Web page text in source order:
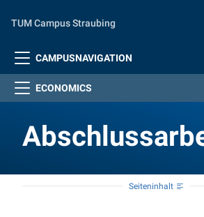
TUM Campus Straubing
CAMPUSNAVIGATION
ECONOMICS
Seiteninhalt